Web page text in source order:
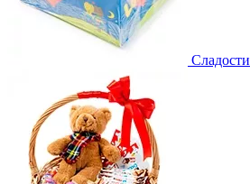
Сладости